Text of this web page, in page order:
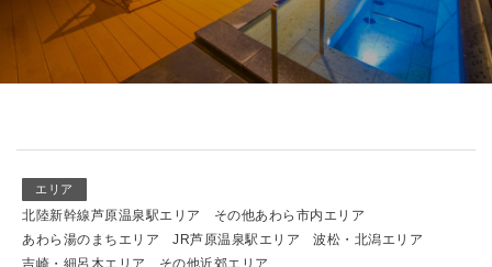
エリア
北陸新幹線芦原温泉駅エリア
その他あわら市内エリア
あわら湯のまちエリア
JR芦原温泉駅エリア
波松・北潟エリア
吉崎・細呂木エリア
その他近郊エリア